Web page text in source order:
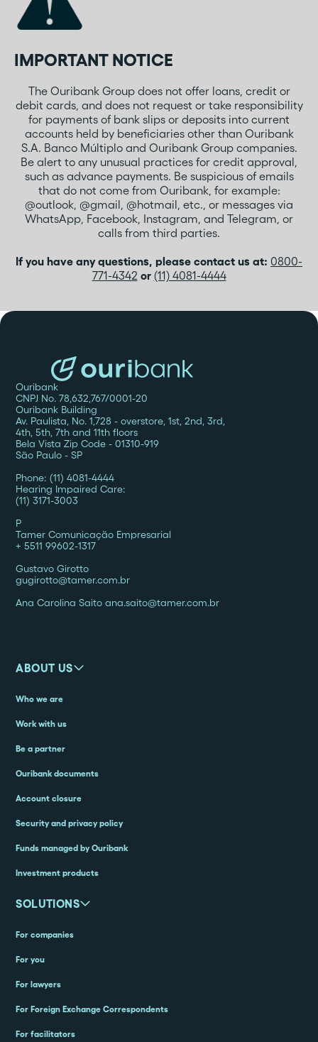
IMPORTANT NOTICE
The Ouribank Group does not offer loans, credit or
debit cards, and does not request or take responsibility
for payments of bank slips or deposits into current
accounts held by beneficiaries other than Ouribank
S.A. Banco Múltiplo and Ouribank Group companies.
Be alert to any unusual practices for credit approval,
such as advance payments. Be suspicious of emails
that do not come from Ouribank, for example:
@outlook, @gmail, @hotmail, etc., or messages via
WhatsApp, Facebook, Instagram, and Telegram, or
calls from third parties.
If you have any questions, please contact us at: 0800-
771-4342 or (11) 4081-4444
Ouribank
CNPJ No. 78,632,767/0001-20
Ouribank Building
Av. Paulista, No. 1,728 - overstore, 1st, 2nd, 3rd,
4th, 5th, 7th and 11th floors
Bela Vista Zip Code - 01310-919
São Paulo - SP
Phone: (11) 4081-4444
Hearing Impaired Care:
(11) 3171-3003
P
Tamer Comunicação Empresarial
+ 5511 99602-1317
Gustavo Girotto
gugirotto@tamer.com.br
Ana Carolina Saito ana.saito@tamer.com.br
ABOUT US
Who we are
Work with us
Be a partner
Ouribank documents
Account closure
Security and privacy policy
Funds managed by Ouribank
Investment products
SOLUTIONS
For companies
For you
For lawyers
For Foreign Exchange Correspondents
For facilitators